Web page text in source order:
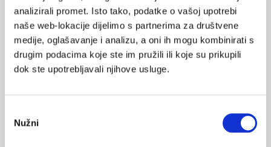
analizirali promet. Isto tako, podatke o vašoj upotrebi
naše web-lokacije dijelimo s partnerima za društvene
medije, oglašavanje i analizu, a oni ih mogu kombinirati s
drugim podacima koje ste im pružili ili koje su prikupili
dok ste upotrebljavali njihove usluge.
pristanka
Nužni
svaku razinu indeksa kvalitete zraka za opću populaciju i
osjetljive skupine građana (osobe s akutnim ili kroničnim
bolestima i simptomima dišnog ili srčano – krvožilnog sustava,
djeca i osobe starije životne dobi).
O preporukama za zaštitu djece rane i predškolske dobi u